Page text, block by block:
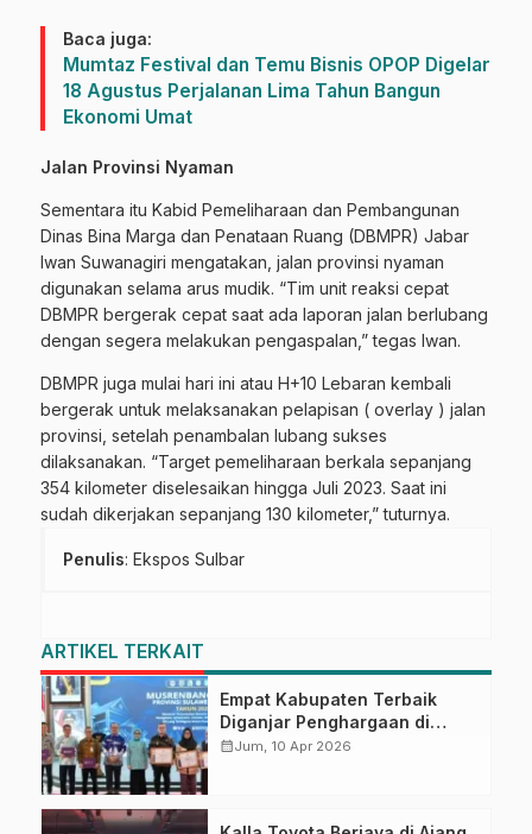
Baca juga:
Mumtaz Festival dan Temu Bisnis OPOP Digelar
18 Agustus Perjalanan Lima Tahun Bangun
Ekonomi Umat
Jalan Provinsi Nyaman
Sementara itu Kabid Pemeliharaan dan Pembangunan
Dinas Bina Marga dan Penataan Ruang (DBMPR) Jabar
Iwan Suwanagiri mengatakan, jalan provinsi nyaman
digunakan selama arus mudik. “Tim unit reaksi cepat
DBMPR bergerak cepat saat ada laporan jalan berlubang
dengan segera melakukan pengaspalan,” tegas Iwan.
DBMPR juga mulai hari ini atau H+10 Lebaran kembali
bergerak untuk melaksanakan pelapisan ( overlay ) jalan
provinsi, setelah penambalan lubang sukses
dilaksanakan. “Target pemeliharaan berkala sepanjang
354 kilometer diselesaikan hingga Juli 2023. Saat ini
sudah dikerjakan sepanjang 130 kilometer,” tuturnya.
Penulis: Ekspos Sulbar
ARTIKEL TERKAIT
Empat Kabupaten Terbaik
Diganjar Penghargaan di
Musrenbang Sulbar 2027
calendar_monthJum, 10 Apr 2026